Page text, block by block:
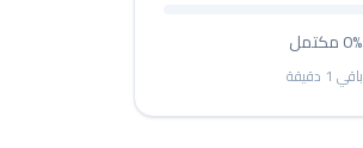
0%مكتمل
باقي 1 دقيقة